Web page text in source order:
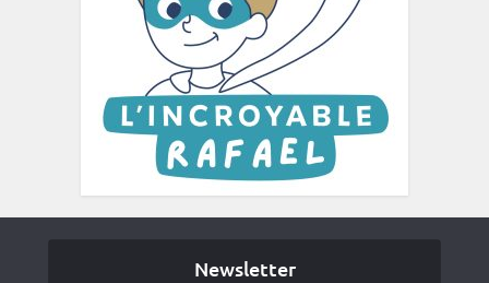
Newsletter